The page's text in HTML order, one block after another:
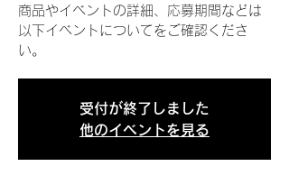
商品やイベントの詳細、応募期間などは
以下イベントについてをご確認くださ
い。
受付が終了しました
他のイベントを見る